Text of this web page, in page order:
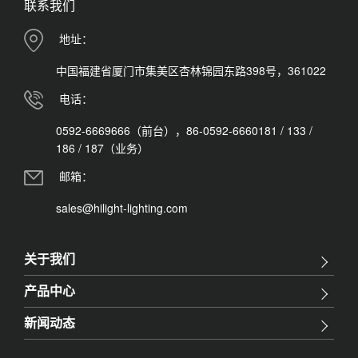
联系我们
地址：
中国福建省厦门市集美区杏林锦园东路398号，361022
电话：
0592-6669666（前台），86-0592-6660181 / 133 /
186 / 187（业务）
邮箱：
sales@hilight-lighting.com
关于我们
产品中心
新闻动态